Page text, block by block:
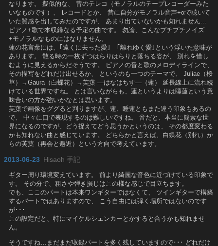
なります。 擬似的な、 昔のテレコ（モノラルのテープレコーダーみた
いなものです）、 レコードとか、 昔に自分がモノラル音声+αで聴いて
いた質感を出してみたのですが、 あまり出ていないかも知れません…
ピアノ+歌で本収録なる予定の曲です。 勿論、こんなプチプチノイズ
+モノラルなものにはなりません。
蓮の花言葉には、｢遠くに去った愛｣ ｢離れゆく愛｣という浮いた意味が
あります。 散る時の一枚ずつはらりはらりと落ちる姿が、 別れを惜し
むように見えるからだそうです。 ピアノの音と歌のメロディラインで、
その描写をどれだけ出せるか、 というのも一つのテーマで、 Juliae（桜
草）→Gaura（白蝶花）→芙蕖 ―はなはちす―（蓮） 延長線上に流れ続
けている世界ですね。 とは言いながらも、蓮というよりは睡蓮という意
味合いの方が強いかなとは思います。
芙蕖で画像をググると判りますが、蓮、睡蓮ともまた違う印象もあるの
で、 中々に口で表現するのは難しいですね。 音だと、本当に簡素な世
界になるのですが、どう捉えてどう思うかというのは、 その都度変わる
かも知れない曲と感じています。 どちらかと言えば、白蝶花（別れ）か
らの芙蕖（再会と邂逅）という方向で考えています。
2013-06-23 Hisaoh 手記
ギター周り環境変えています。 前より綺麗な音色に近づけている印象で
す。 その分で、粗さや弾き損じはこの様な感じで目立ちます。
でも、ここのパートは本来ワンギターではなくて、 ツインギターで構築
するパートではありますので、 こう自由には弾く場所ではないのです
が･･･
この設定だと、特にマイケルシェンカーとかすると合うかも知れませ
ん。
そうですね…まだまだ収録パートを多く残していますので･･･ どれだけ